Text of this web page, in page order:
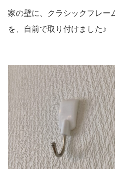
家の壁に、クラシックフレー
を、自前で取り付けました♪